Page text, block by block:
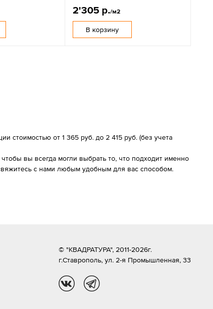
2'305 р./м2
В корзину
стоимостью от 1 365 руб. до 2 415 руб. (без учета
вы всегда могли выбрать то, что подходит именно
с нами любым удобным для вас способом.
© "КВАДРАТУРА", 2011-2026г.
г.Ставрополь, ул. 2-я Промышленная, 33